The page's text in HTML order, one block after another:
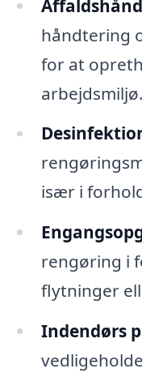
håndtering
for at
arbejdsmiljø.
især i
rengøring i
flytninger
Indendørs